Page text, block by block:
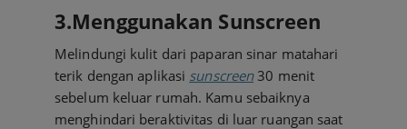
3.Menggunakan Sunscreen
Melindungi kulit dari paparan sinar matahari
terik dengan aplikasi sunscreen30 menit
sebelum keluar rumah. Kamu sebaiknya
menghindari beraktivitas di luar ruangan saat